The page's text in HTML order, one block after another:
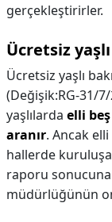
gerçekleştirirler.
Ücretsiz
Ücretsiz yaşlı
(Değişik:RG-31/
yaşlılarda elli
aranır. Ancak
hallerde
raporu
müdürlüğünün